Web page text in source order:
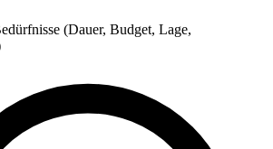
(Dauer, Budget, Lage,